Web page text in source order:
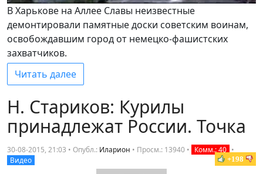
В Харькове на Аллее Славы неизвестные
демонтировали памятные доски советским воинам,
освобождавшим город от немецко-фашистских
захватчиков.
Читать далее
Н. Стариков: Курилы
принадлежат России. Точка
30-08-2015, 21:03 • Опубл.: Иларион • Просм.: 13940 • Комм.: 40 •
Видео
+198